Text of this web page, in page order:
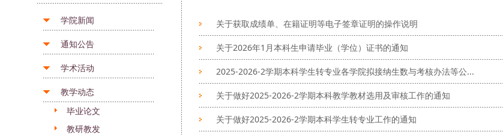
学院新闻
通知公告
学术活动
教学动态
毕业论文
教研教发
关于获取成绩单、在籍证明等电子签章证明的操作说明
关于2026年1月本科生申请毕业（学位）证书的通知
2025-2026-2学期本科学生转专业各学院拟接纳生数与考核办法等公...
关于做好2025-2026-2学期本科教学教材选用及审核工作的通知
关于做好2025-2026-2学期本科学生转专业工作的通知